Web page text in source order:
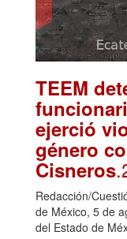
TEEM
ejerció
género
Cisneros
Redacción/
de México, 5 de
del Estado de